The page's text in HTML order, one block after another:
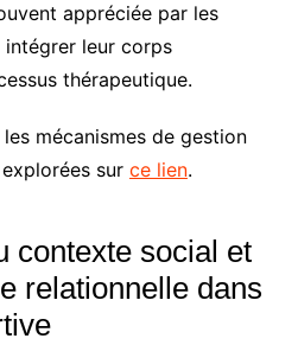
appréciée par les
leur corps
thérapeutique.
mécanismes de gestion
sur ce lien.
contexte social et
relationnelle dans